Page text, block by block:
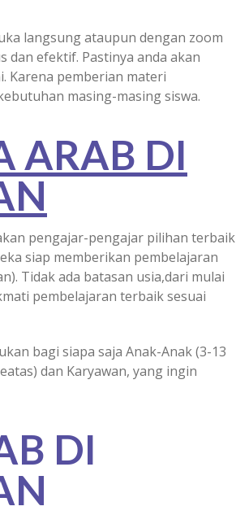
langsung ataupun dengan zoom
efektif. Pastinya anda akan
Karena pemberian materi
masing-masing siswa.
ARAB DI
pengajar-pengajar pilihan terbaik
siap memberikan pembelajaran
Tidak ada batasan usia,dari mulai
pembelajaran terbaik sesuai
bagi siapa saja Anak-Anak (3-13
dan Karyawan, yang ingin
DI